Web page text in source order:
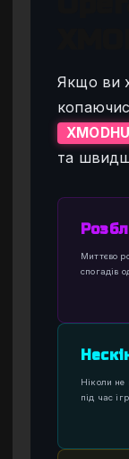
Якщо ви
та
Миттєво
спогадів
Ніколи не
під час